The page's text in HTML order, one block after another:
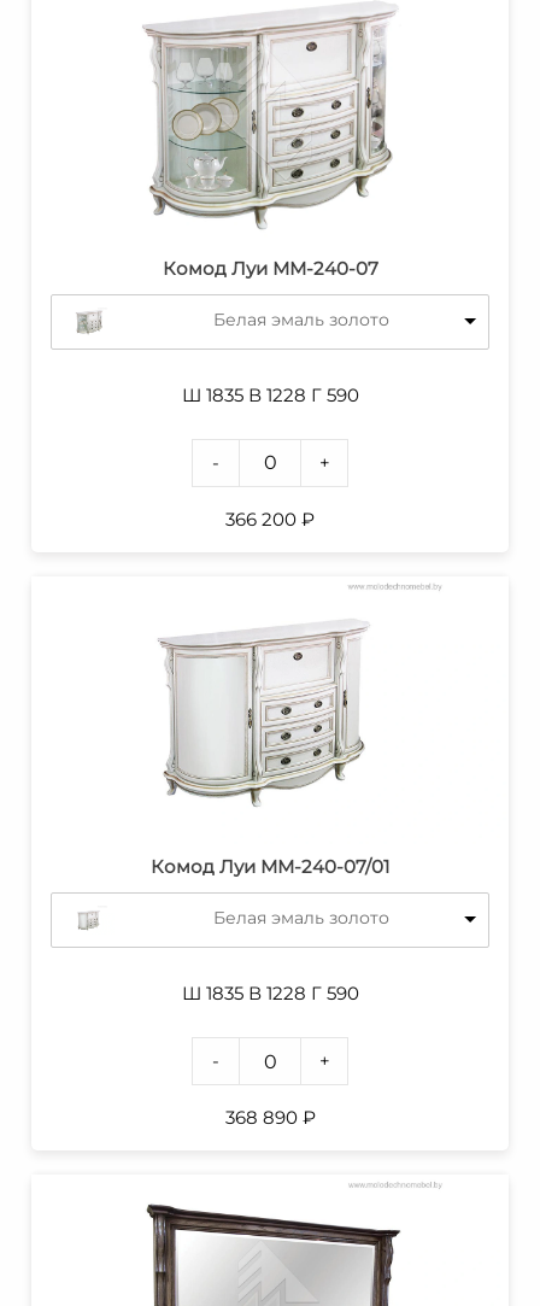
Комод Луи ММ-240-07
Белая эмаль золото
Ш 1835 В 1228 Г 590
- +
366 200 ₽
Комод Луи ММ-240-07/01
Белая эмаль золото
Ш 1835 В 1228 Г 590
- +
368 890 ₽